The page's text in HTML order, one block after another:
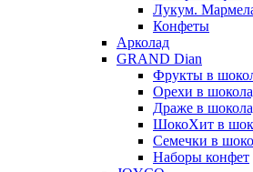
Лукум.
Конфеты
Арколад
GRAND Dian
Фрукты в
Орехи в
Драже в
ШокоХит в
Семечки в
Наборы конфет